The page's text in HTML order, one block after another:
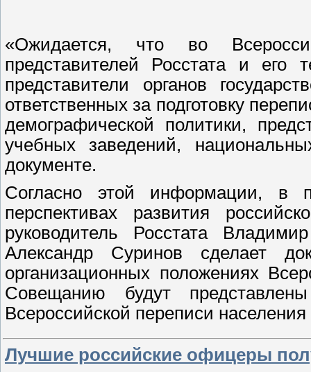
«Ожидается, что во
представителей Росстата и его
представители органов
ответственных за подготовку
демографической политики,
учебных заведений,
документе.
Согласно этой информации, в
перспективах развития
руководитель Росстата
Александр Суринов сделает
организационных положениях
Совещанию будут
Всероссийской переписи
Лучшие российские офицеры